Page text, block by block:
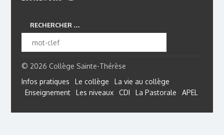
RECHERCHER …
© 2026 Collège Sainte-Thérèse
Infos pratiques
Le collège
La vie au collège
Enseignement
Les niveaux CDI La Pastorale APEL